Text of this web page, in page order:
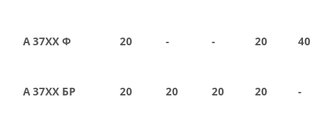
А 37ХХ Ф 20 - - 20 40
А 37ХХ БР 20 20 20 20 -